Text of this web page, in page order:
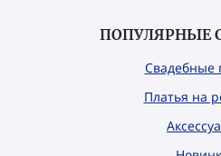
ПОПУЛЯРНЫЕ
Свадебные
Платья на